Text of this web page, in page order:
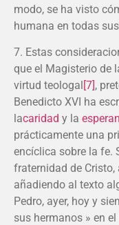
modo, se ha visto
humana en todas
7. Estas
que el Magisterio de
virtud teologal[7],
Benedicto XVI ha
lacaridad y la
prácticamente una
encíclica sobre la fe.
fraternidad de
añadiendo al texto
Pedro, ayer, hoy y
sus hermanos » en